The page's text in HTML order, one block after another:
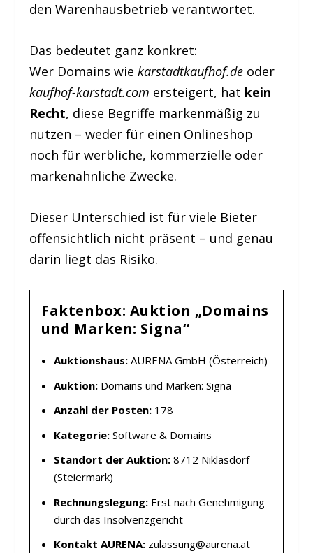
den Warenhausbetrieb verantwortet.
Das bedeutet ganz konkret:
Wer Domains wiekarstadtkaufhof.de oder
kaufhof-karstadt.com ersteigert, hat kein
Recht, diese Begriffe markenmäßig zu
nutzen – weder für einen Onlineshop
noch für werbliche, kommerzielle oder
markenähnliche Zwecke.
Dieser Unterschied ist für viele Bieter
offensichtlich nicht präsent – und genau
darin liegt das Risiko.
Faktenbox: Auktion „Domains
und Marken: Signa“
Auktionshaus: AURENA GmbH (Österreich)
Auktion: Domains und Marken: Signa
Anzahl der Posten: 178
Kategorie: Software & Domains
Standort der Auktion: 8712 Niklasdorf
(Steiermark)
Rechnungslegung: Erst nach Genehmigung
durch das Insolvenzgericht
Kontakt AURENA: zulassung@aurena.at